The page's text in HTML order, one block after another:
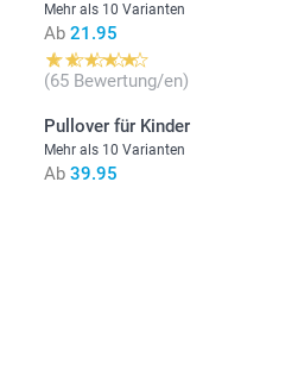
Mehr als 10 Varianten
Ab 21.95
(65 Bewertung/en)
Pullover für Kinder
Mehr als 10 Varianten
Ab 39.95